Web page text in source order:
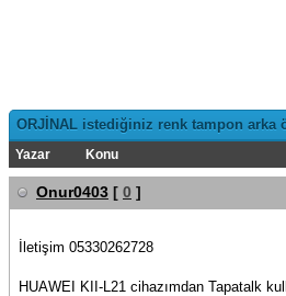
ORJİNAL istediğiniz renk tampon arka
Yazar Konu
Onur0403 [ 0 ]
İletişim 05330262728
HUAWEI KII-L21 cihazımdan Tapatalk